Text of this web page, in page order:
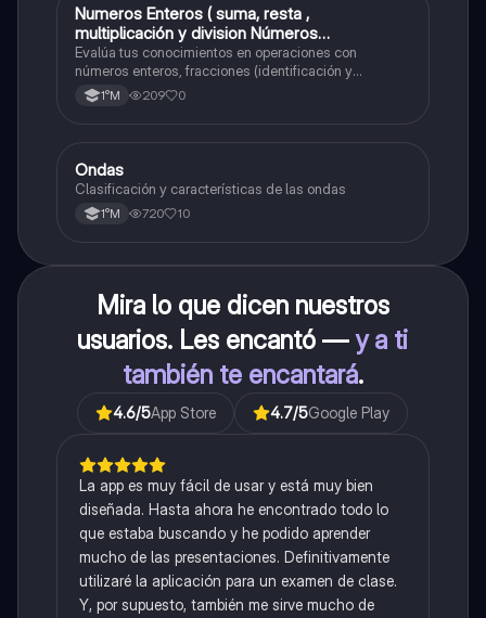
Matemáticas
Numeros Enteros ( suma, resta ,
multiplicación y division Números
Fraccionarios si es Propia o Impropia o mixto
( suma , resta , multiplicación y división)
Porcentaje ( fracción, porcentual y decimal).
Evalúa tus conocimientos en operaciones con
números enteros, fracciones (identificación y
operaciones) y conversiones de porcentajes (fracción,
decimal y viceversa).
1°M 209 0
Física
Ondas
Clasificación y características de las ondas
1°M 720 10
Mira lo que dicen nuestros
usuarios. Les encantó —y a ti
también te encantará.
4.6/5App Store 4.7/5Google Play
La app es muy fácil de usar y está muy bien
diseñada. Hasta ahora he encontrado todo lo
que estaba buscando y he podido aprender
mucho de las presentaciones. Definitivamente
utilizaré la aplicación para un examen de clase.
Y, por supuesto, también me sirve mucho de